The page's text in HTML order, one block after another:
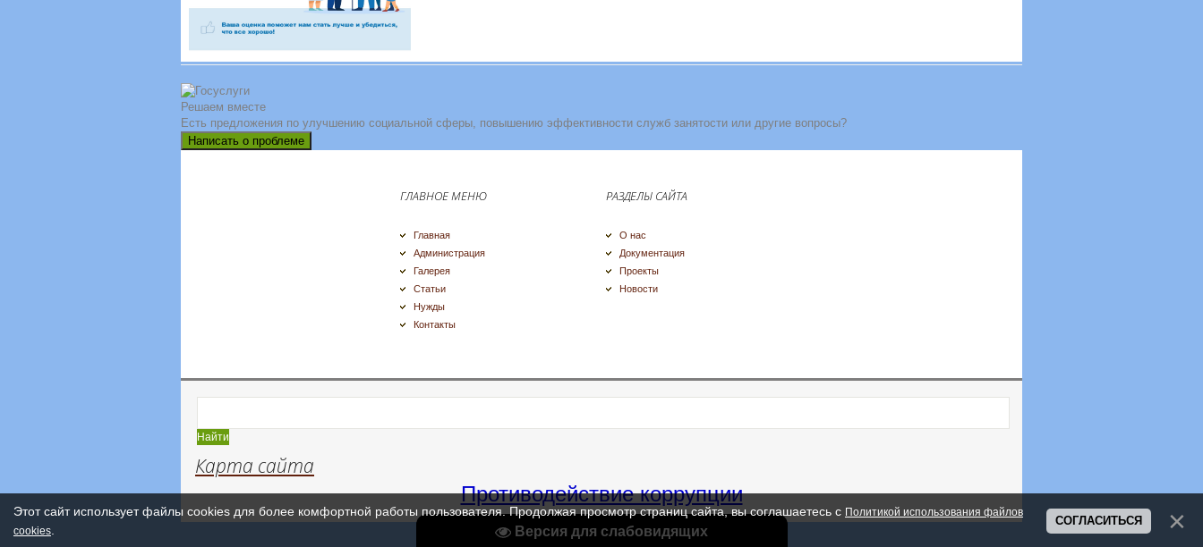
Версия для слабовидящих
Решаем вместе
Есть предложения по улучшению социальной сферы, повышению эффективности служб занятости или другие вопросы?
Написать о проблеме
ГЛАВНОЕ МЕНЮ
Главная
Администрация
Галерея
Статьи
Нужды
Контакты
РАЗДЕЛЫ САЙТА
О нас
Документация
Проекты
Новости
Карта сайта
Противодействие коррупции
Этот сайт использует файлы cookies для более комфортной работы пользователя. Продолжая просмотр страниц сайта, вы соглашаетесь с Политикой использования файлов
cookies
СОГЛАСИТЬСЯ